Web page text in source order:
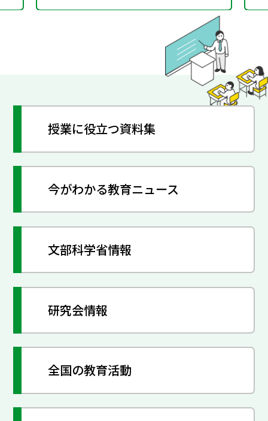
授業に役立つ資料集
今がわかる教育ニュース
文部科学省情報
研究会情報
全国の教育活動